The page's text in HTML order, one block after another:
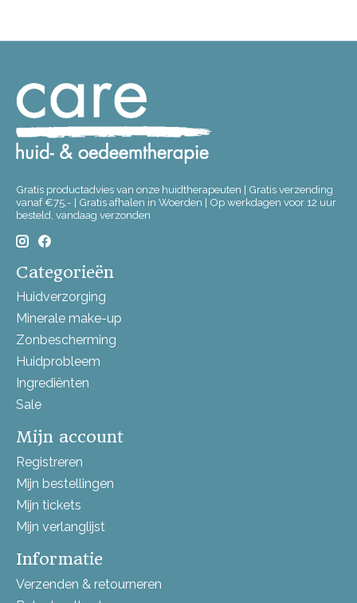
Gratis productadvies van onze huidtherapeuten | Gratis verzending
vanaf €75,- | Gratis afhalen in Woerden | Op werkdagen voor 12 uur
besteld, vandaag verzonden
Categorieën
Huidverzorging
Minerale make-up
Zonbescherming
Huidprobleem
Ingrediënten
Sale
Mijn account
Registreren
Mijn bestellingen
Mijn tickets
Mijn verlanglijst
Informatie
Verzenden & retourneren